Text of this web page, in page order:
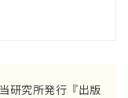
研究所発行『出版